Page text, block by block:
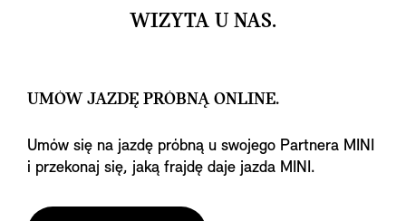
WIZYTA U NAS.
UMÓW JAZDĘ PRÓBNĄ ONLINE.
Umów się na jazdę próbną u swojego Partnera MINI
i przekonaj się, jaką frajdę daje jazda MINI.